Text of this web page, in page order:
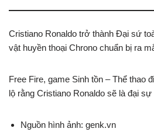
Cristiano Ronaldo trở thành Đại sứ
vật huyền thoại Chrono chuẩn bị ra
Free Fire, game Sinh tồn – Thể thao
lộ rằng Cristiano Ronaldo sẽ là đại
Nguồn hình ảnh: genk.vn